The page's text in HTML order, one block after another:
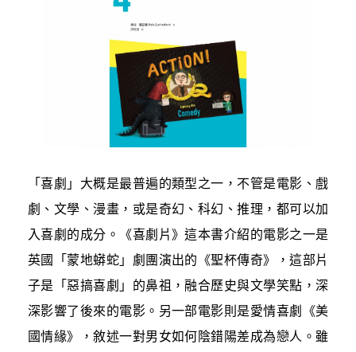
「喜劇」大概是最普遍的類型之一，不管是電影、戲
劇、文學、漫畫，或是奇幻、科幻、推理，都可以加
入喜劇的成分。《喜劇片》這本書介紹的電影之一是
英國「蒙地蟒蛇」劇團演出的《聖杯傳奇》，這部片
子是「惡搞喜劇」的鼻祖，融合歷史與文學笑點，深
深影響了後來的電影。另一部電影則是愛情喜劇《美
國情緣》，敘述一對男女如何陰錯陽差成為戀人。雖